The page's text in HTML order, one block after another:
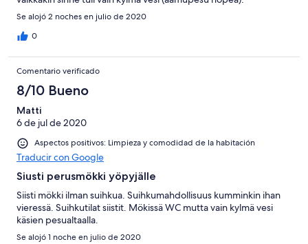
Se alojó 2 noches en julio de 2020
0
Comentario verificado
8/10 Bueno
Matti
6 de jul de 2020
Aspectos positivos: Limpieza y comodidad de la habitación
Traducir con Google
Siusti perusmökki yöpyjälle
Siisti mökki ilman suihkua. Suihkumahdollisuus kumminkin ihan
vieressä. Suihkutilat siistit. Mökissä WC mutta vain kylmä vesi
käsien pesualtaalla.
Se alojó 1 noche en julio de 2020